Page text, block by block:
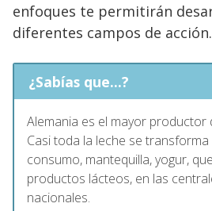
enfoques te permitirán
diferentes campos de acción.
¿Sabías que...?
Alemania es el mayor productor
Casi toda la leche se
consumo, mantequilla, yogur,
productos lácteos, en las
nacionales.